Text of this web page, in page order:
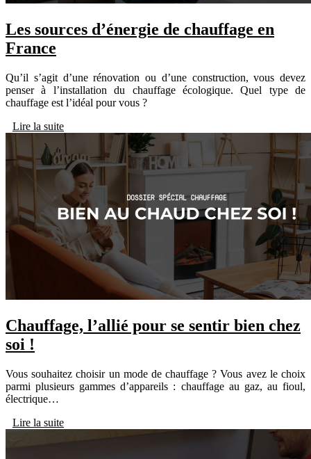
Les sources d’énergie de chauffage en
France
Qu’il s’agit d’une rénovation ou d’une construction, vous devez
penser à l’installation du chauffage écologique. Quel type de
chauffage est l’idéal pour vous ?
Lire la suite
Chauffage, l’allié pour se sentir bien chez
soi !
Vous souhaitez choisir un mode de chauffage ? Vous avez le choix
parmi plusieurs gammes d’appareils : chauffage au gaz, au fioul,
électrique…
Lire la suite